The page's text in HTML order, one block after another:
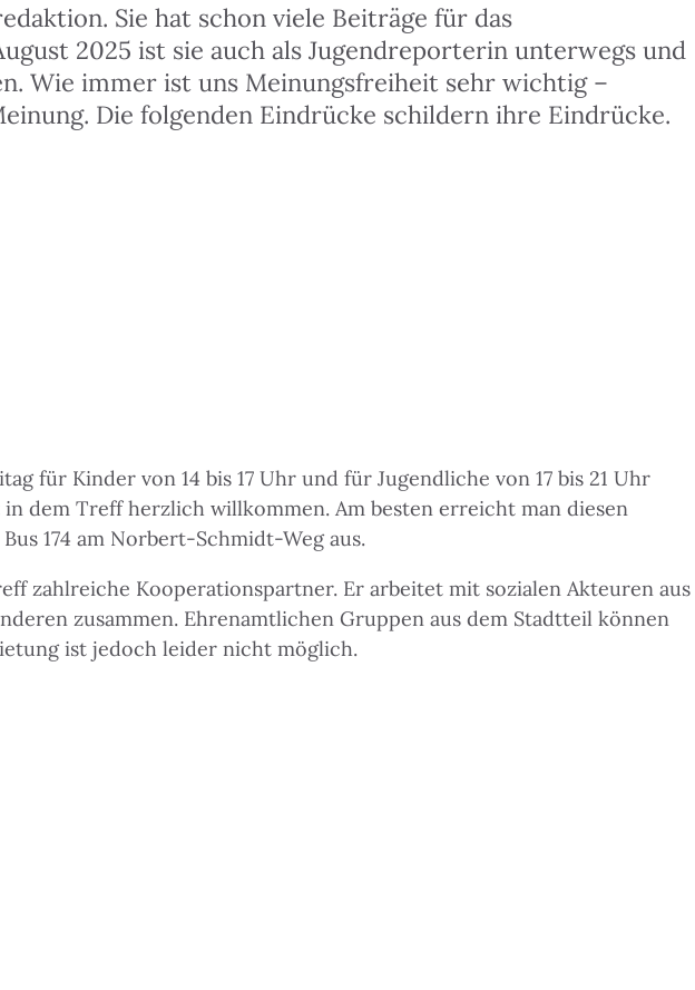
Sie hat schon viele Beiträge für das
2025 ist sie auch als Jugendreporterin unterwegs und
Wie immer ist uns Meinungsfreiheit sehr wichtig –
Die folgenden Eindrücke schildern ihre Eindrücke.
für Kinder von 14 bis 17 Uhr und für Jugendliche von 17 bis 21 Uhr
dem Treff herzlich willkommen. Am besten erreicht man diesen
174 am Norbert-Schmidt-Weg aus.
zahlreiche Kooperationspartner. Er arbeitet mit sozialen Akteuren aus
zusammen. Ehrenamtlichen Gruppen aus dem Stadtteil können
ist jedoch leider nicht möglich.